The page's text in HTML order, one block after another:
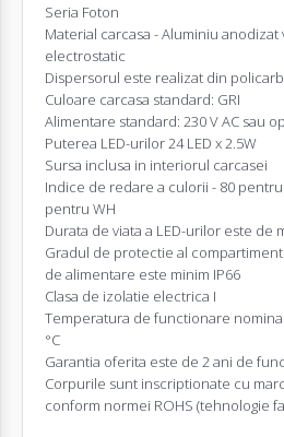
Seria Foton
Material carcasa - Aluminiu anodizat
electrostatic
Dispersorul este realizat din
Culoare carcasa standard: GRI
Alimentare standard: 230 V AC sau
Puterea LED-urilor 24 LED x 2.5W
Sursa inclusa in interiorul carcasei
Indice de redare a culorii - 80 pentru
pentru WH
Durata de viata a LED-urilor este de
Gradul de protectie al
de alimentare este minim IP66
Clasa de izolatie electrica I
Temperatura de functionare
°C
Garantia oferita este de 2 ani de
Corpurile sunt inscriptionate cu
conform normei ROHS (tehnologie